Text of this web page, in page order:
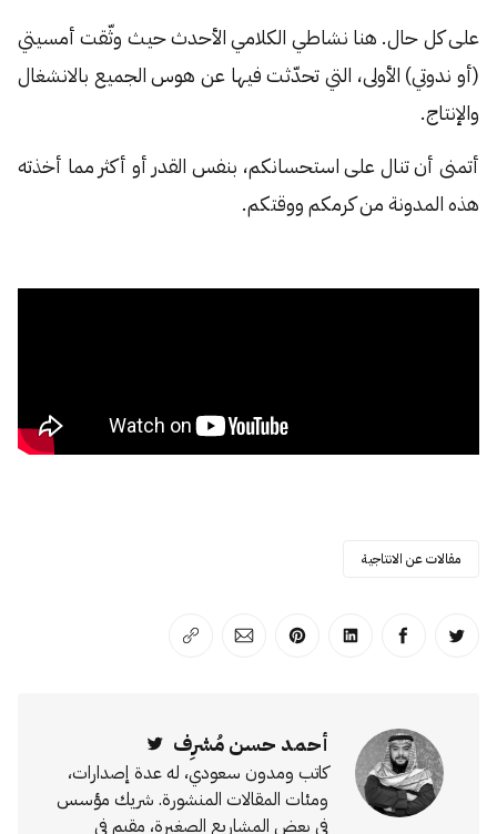
على كل حال. هنا نشاطي الكلامي الأحدث حيث وثّقت أمسيتي
(أو ندوتي) الأولى، التي تحدّثت فيها عن هوس الجميع بالانشغال
والإنتاج.
أتمنى أن تنال على استحسانكم، بنفس القدر أو أكثر مما أخذته
هذه المدونة من كرمكم ووقتكم.
مقالات عن الانتاجية
انشر على تويترانشر على الفيسبوك
انشر على لينكد إن
انشر على بينترست
انشر على الإيميل
انسخ الرابط
أحمد حسن مُشرِف
كاتب ومدون سعودي، له عدة إصدارات،
ومئات المقالات المنشورة. شريك مؤسس
في بعض المشاريع الصغيرة، مقيم في